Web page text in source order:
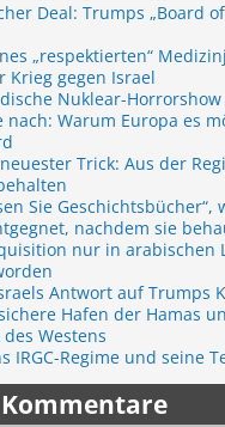
Deal: Trumps „Board
„respektierten“
Krieg gegen Israel
Nuklear-Horrorshow
nach: Warum Europa es
neuester Trick: Aus der
Sie
nachdem sie
nur in arabischen
Antwort auf Trumps
Hafen der Hamas
Westens
IRGC-Regime und seine